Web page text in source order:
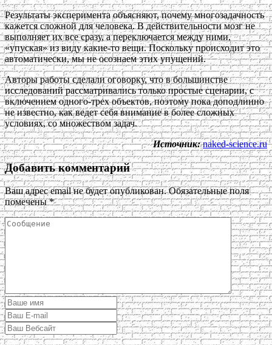
Результаты эксперимента объясняют, почему многозадачность
кажется сложной для человека. В действительности мозг не
выполняет их все сразу, а переключается между ними,
«упуская» из виду какие-то вещи. Поскольку происходит это
автоматически, мы не осознаем этих упущений.
Авторы работы сделали оговорку, что в большинстве
исследований рассматривались только простые сценарии, с
включением одного-трех объектов, поэтому пока доподлинно
не известно, как ведет себя внимание в более сложных
условиях, со множеством задач.
Источник: naked-science.ru
Добавить комментарий
Ваш адрес email не будет опубликован. Обязательные поля
помечены*